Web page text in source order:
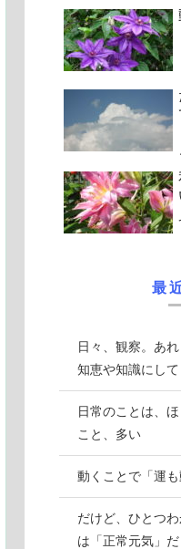
最
日々、観察。あ
知恵や知識にして
日常のことは、
こと、多い
動くことで「運
だけど、ひとつ
は「正常元気」